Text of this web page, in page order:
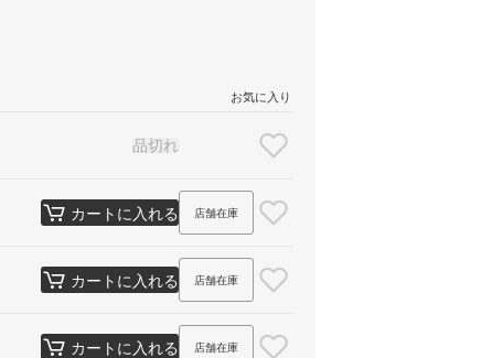
お気に入り
品切れ
カートに入れる 店舗在庫
カートに入れる 店舗在庫
カートに入れる 店舗在庫